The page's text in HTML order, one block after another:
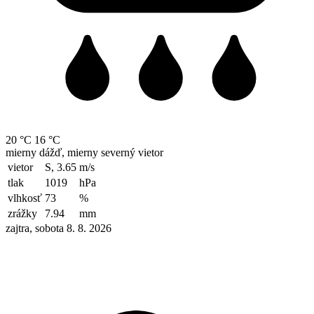
20 °C 16 °C
mierny dážď, mierny severný vietor
vietor
S, 3.65 m/s
tlak
1019
hPa
vlhkosť 73
%
zrážky
7.94
mm
zajtra, sobota 8. 8. 2026